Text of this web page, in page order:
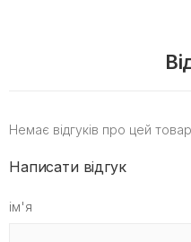
Немає відгуків про цей
Написати відгук
ім'я